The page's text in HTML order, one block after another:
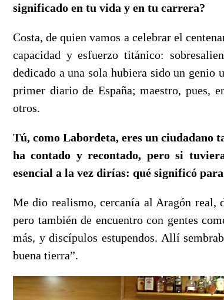
significado en tu vida y en tu carrera?
Costa, de quien vamos a celebrar el
capacidad y esfuerzo titánico:
dedicado a una sola hubiera sido un
primer diario de España; maestro, pues,
otros.
Tú, como Labordeta, eres un ciudadano
ha contado y recontado, pero si
esencial a la vez dirías: qué significó
Me dio realismo, cercanía al Aragón real,
pero también de encuentro con gentes
más, y discípulos estupendos. Allí
buena tierra”.